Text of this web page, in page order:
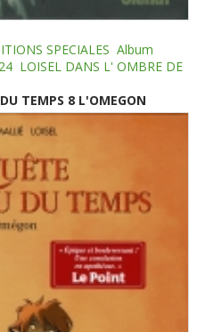
SPECIALES Album
LOISEL DANS L' OMBRE DE
TEMPS 8 L'OMEGON